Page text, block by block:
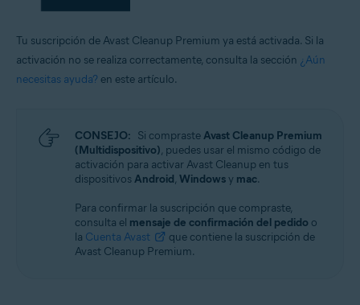
Tu suscripción de Avast Cleanup Premium ya está activada. Si la
activación no se realiza correctamente, consulta la sección ¿Aún
necesitas ayuda? en este artículo.
CONSEJO: Si comprasteAvast Cleanup Premium
(Multidispositivo), puedes usar el mismo código de
activación para activar Avast Cleanup en tus
dispositivosAndroid, Windowsy mac.
Para confirmar la suscripción que compraste,
consulta el mensaje de confirmación del pedido o
la Cuenta Avast
que contiene la suscripción de
Avast Cleanup Premium.